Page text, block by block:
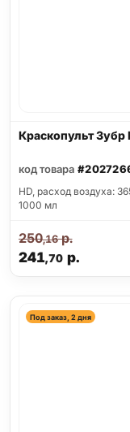
Краскопульт
код товара
HD, расход воздуха:
1000 мл
241,70р.
250,16р.
Под заказ, 2 дня